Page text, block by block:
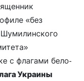
«без
с флагами бело-
Украины